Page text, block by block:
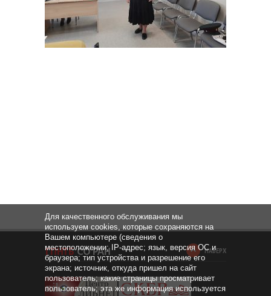
НАВЕРХ
Для качественного обслуживания мы
используем cookies, которые сохраняются на
Вашем компьютере (сведения о
местоположении; IP-адрес; язык, версия ОС и
браузера; тип устройства и разрешение его
экрана; источник, откуда пришел на сайт
пользователь; какие страницы просматривает
пользователь; эта же информация используется